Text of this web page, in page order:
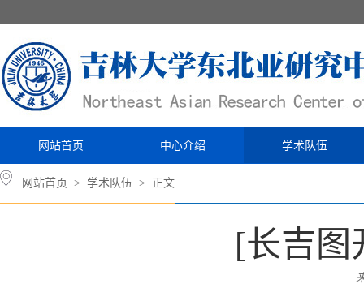
网站首页 中心介绍 学术队伍
网站首页 > 学术队伍 > 正文
[长吉图